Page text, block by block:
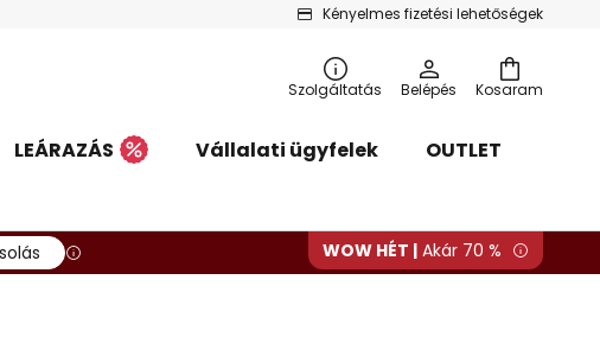
Kényelmes fizetési lehetőségek
Kosaram
Szolgáltatás Belépés
LEÁRAZÁS Vállalati ügyfelek
OUTLET
WOW HÉT | Akár 70 %